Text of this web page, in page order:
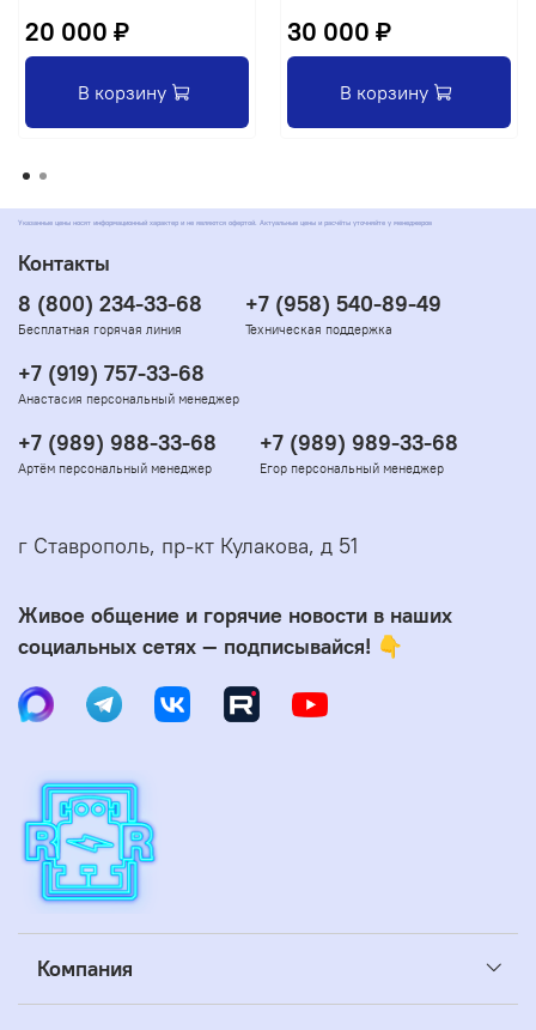
20 000 ₽
В корзину
30 000 ₽
В корзину
Указанные цены носят информационный характер и не являются офертой. Актуальные цены и расчёты уточняйте у менеджеров
Компания
Контакты
8 (800) 234-33-68
Бесплатная горячая линия
+7 (958) 540-89-49
Техническая поддержка
+7 (919) 757-33-68
Анастасия персональный менеджер
+7 (989) 988-33-68
Артём персональный менеджер
+7 (989) 989-33-68
Егор персональный менеджер
г Ставрополь, пр-кт Кулакова, д 51
Живое общение и горячие новости в наших
социальных сетях — подписывайся! 👇